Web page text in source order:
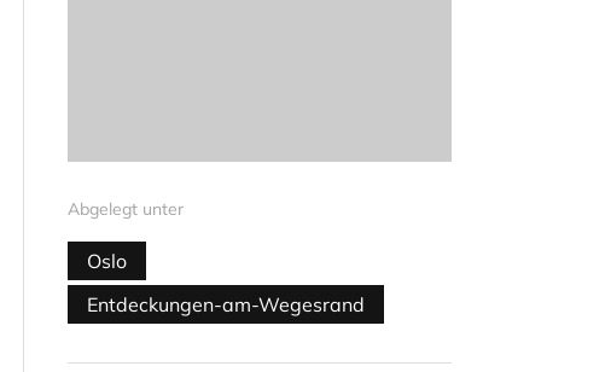
Abgelegt unter
Oslo
Entdeckungen-am-Wegesrand